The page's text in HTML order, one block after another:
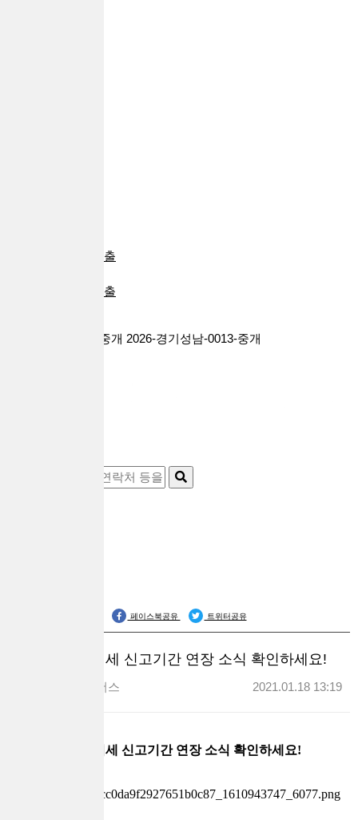
카드소지자대출
배달라이더대출
대출브라더스 대부중개 2026-경기성남-0013-중개
페이스북공유 트위터공유
부가가치세 신고기간 연장 소식 확인하세요!
대출브라더스 2021.01.18 13:19
부가가치세 신고기간 연장 소식 확인하세요!